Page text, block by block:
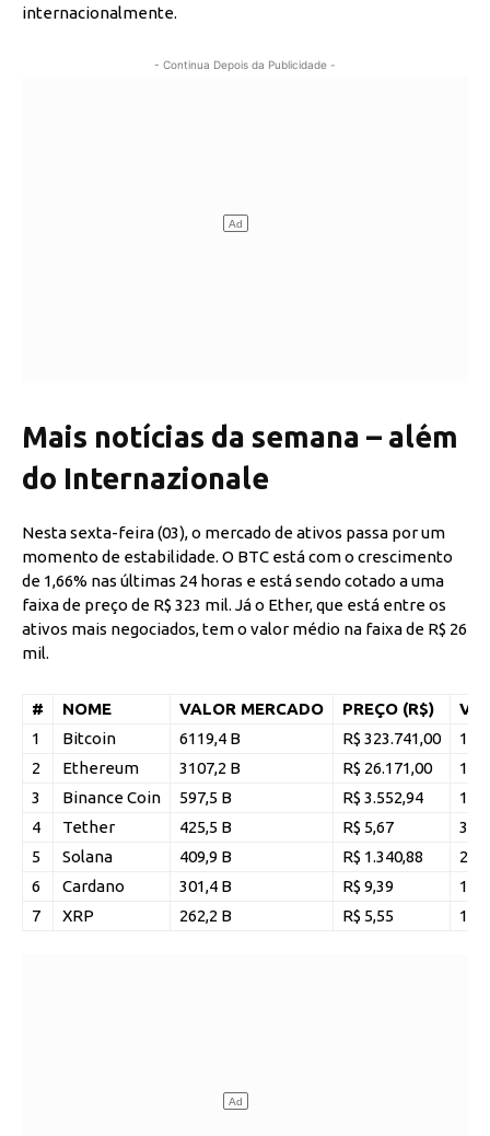
internacionalmente.
- Continua Depois da Publicidade -
Mais notícias da semana – além
do Internazionale
Nesta sexta-feira (03), o mercado de ativos passa por um
momento de estabilidade. O BTC está com o crescimento
de 1,66% nas últimas 24 horas e está sendo cotado a uma
faixa de preço de R$ 323 mil. Já o Ether, que está entre os
ativos mais negociados, tem o valor médio na faixa de R$ 26
mil.
# NOME VALOR MERCADO PREÇO (R$)
1
Bitcoin 6119,4 B R$ 323.741,00
2
Ethereum 3107,2 B R$ 26.171,00
3
Binance Coin 597,5 B R$ 3.552,94
4
Tether 425,5 B R$ 5,67
5
Solana 409,9 B R$ 1.340,88
6
Cardano 301,4 B R$ 9,39
7
XRP 262,2 B R$ 5,55